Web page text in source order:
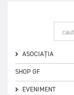
ASOCIAȚIA
SHOP GF
EVENIMENT